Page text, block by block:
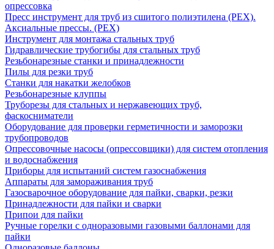
опрессовка
Пресс инструмент для труб из сшитого полиэтилена (PEX).
Аксиальные прессы. (PEX)
Инструмент для монтажа стальных труб
Гидравлические трубогибы для стальных труб
Резьбонарезные станки и принадлежности
Пилы для резки труб
Станки для накатки желобков
Резьбонарезные клуппы
Труборезы для стальных и нержавеющих труб,
фаскосниматели
Оборудование для проверки герметичности и заморозки
трубопроводов
Опрессовочные насосы (опрессовщики) для систем отопления
и водоснабжения
Приборы для испытаний систем газоснабжения
Аппараты для замораживания труб
Газосварочное оборудование для пайки, сварки, резки
Принадлежности для пайки и сварки
Припои для пайки
Ручные горелки с одноразовыми газовыми баллонами для
пайки